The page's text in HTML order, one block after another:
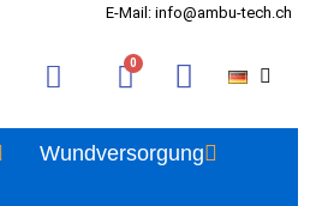
E-Mail: info@ambu-tech.ch
Wundversorgung